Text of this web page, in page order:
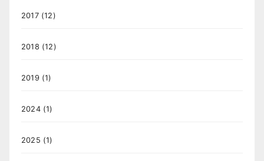
2017(12)
2018 (12)
2019 (1)
2024(1)
2025 (1)